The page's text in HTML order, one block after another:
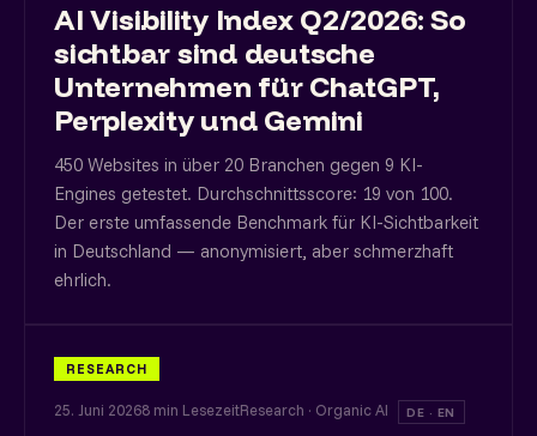
AI Visibility Index Q2/2026: So
sichtbar sind deutsche
Unternehmen für ChatGPT,
Perplexity und Gemini
450 Websites in über 20 Branchen gegen 9 KI-
Engines getestet. Durchschnittsscore: 19 von 100.
Der erste umfassende Benchmark für KI-Sichtbarkeit
in Deutschland — anonymisiert, aber schmerzhaft
ehrlich.
RESEARCH
25. Juni 20268 min LesezeitResearch · Organic AI DE · EN